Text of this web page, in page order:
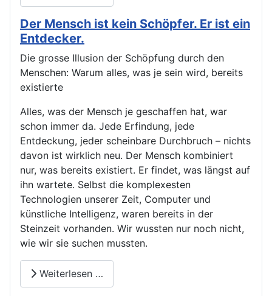
Der Mensch ist kein Schöpfer. Er ist ein
Entdecker.
Die grosse Illusion der Schöpfung durch den
Menschen: Warum alles, was je sein wird, bereits
existierte
Alles, was der Mensch je geschaffen hat, war
schon immer da. Jede Erfindung, jede
Entdeckung, jeder scheinbare Durchbruch – nichts
davon ist wirklich neu. Der Mensch kombiniert
nur, was bereits existiert. Er findet, was längst auf
ihn wartete. Selbst die komplexesten
Technologien unserer Zeit, Computer und
künstliche Intelligenz, waren bereits in der
Steinzeit vorhanden. Wir wussten nur noch nicht,
wie wir sie suchen mussten.
Weiterlesen …